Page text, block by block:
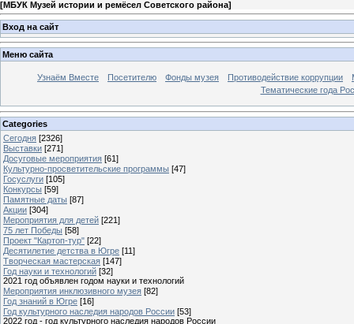
[МБУК Музей истории и ремёсел Советского района]
Вход на сайт
Меню сайта
Узнаём Вместе Посетителю Фонды музея Противодействие коррупции
Тематические года
Categories
Сегодня [2326]
Выставки [271]
Досуговые мероприятия [61]
Культурно-просветительские программы [47]
Госуслуги [105]
Конкурсы [59]
Памятные даты [87]
Акции [304]
Мероприятия для детей [221]
75 лет Победы [58]
Проект "Картоп-тур" [22]
Десятилетие детства в Югре [11]
Творческая мастерская [147]
Год науки и технологий [32]
2021 год объявлен годом науки и технологий
Мероприятия инклюзивного музея [82]
Год знаний в Югре [16]
Год культурного наследия народов России [53]
2022 год - год культурного наследия народов России